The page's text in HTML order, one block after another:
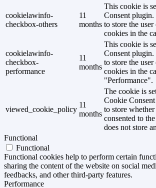
cookielawinfo-
checkbox-others
11
months
This cookie is
Consent plugin.
to store the
cookies in the
cookielawinfo-
checkbox-
performance
11
months
This cookie is
Consent plugin.
to store the
cookies in the
"Performance".
viewed_cookie_policy
11
months
The cookie is
Cookie
to store
consented to
does not store
Functional
Functional
Functional cookies help to perform certain
sharing the content of the website on social
feedbacks, and other third-party features.
Performance